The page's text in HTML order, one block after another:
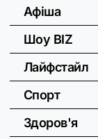
Афіша
Шоу BIZ
Лайфстайл
Спорт
Здоров'я